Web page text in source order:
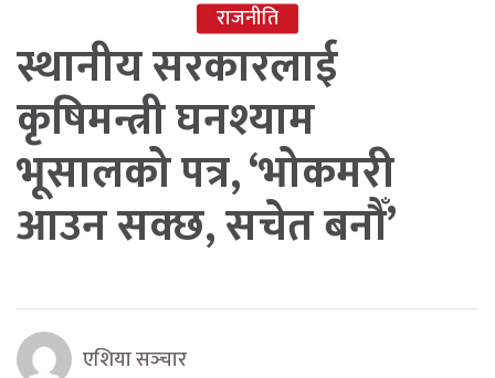
राजनीति
स्थानीय सरकारलाई
कृषिमन्त्री घनश्याम
भूसालको पत्र, ‘भोकमरी
आउन सक्छ, सचेत बनौँ’
एशिया सञ्‍चार